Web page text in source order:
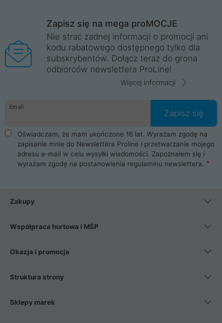
Wrocław, Poznań, Legnica, Katowice, Gliwice, Kalisz, Bytom,
Trzebnica, Opole. Szybka i profesjonalna obsługa!
ProLine to polska firma ze 100% polskim kapitałem. Działamy
legalnie i płacimy podatki w naszym kraju! Posiadamy siedzibę
główną w Mirkowie oraz salony na terenie kraju. Cała
komunikacja ze sklepem komputerowym ProLine jest
danych osobowych. Dlatego zakup notebooka albo laptopa w
ProLine to czysta przyjemność i pełne bezpieczeństwo.
Zaopatrzysz się u nas w akcesoria i części komputerowe
takie jak procesory, karty graficzne, płyty główne, pamięci,
dyski SSD, M.2 oraz HDD. Nasi pracownicy pomogą Ci wybrać
najlepszy zasilacz komputerowy oraz obudowę do komputera.
Poza komputerami mamy również najlepsze na rynku
Smartfony takich producentów jak Xiaomi, Apple, Samsung i
wentylatory. Na koniec mając już to wszystko, możesz
Zapisz się na mega proMOCJE
Nie strać żadnej informacji o promocji ani
kodu rabatowego dostępnego tylko dla
subskrybentów. Dołącz teraz do grona
odbiorców newslettera ProLine!
Więcej informacji
Email
Zapisz się
Oświadczam, że mam ukończone 16 lat. Wyrażam zgodę na
zapisanie mnie do Newslettera Proline i przetwarzanie mojego
adresu e-mail w celu wysyłki wiadomości. Zapoznałem się i
wyrażam zgodę na postanowienia regulaminu newslettera.
Zakupy
Współpraca hurtowa i MŚP
Okazja i promocja
Struktura strony
Sklepy marek